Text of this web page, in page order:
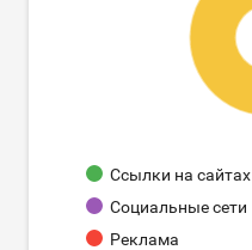
Ссылки на сайтах
Социальные сети
Реклама